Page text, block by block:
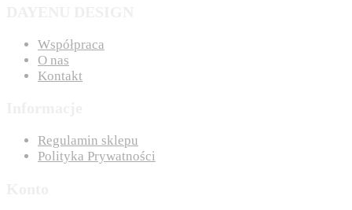
Współpraca
O nas
Kontakt
Regulamin sklepu
Polityka Prywatności